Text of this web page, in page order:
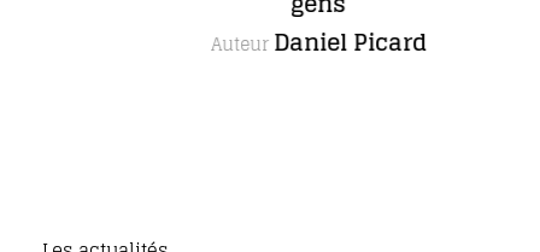
AuteurDaniel Picard